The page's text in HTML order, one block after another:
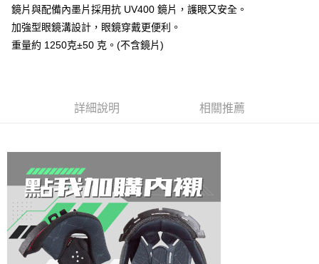
消。如遇「轉專審核」未通過狀況，表示未達大哥付你分期系統評分，恕無
法說明評估內容。
【繳款方式說明】
1.分期款項不併入電信帳單，「大哥付你分期」於每月結算日後寄送繳費提
資料（包含姓名、電話或地址）提供予台灣大哥大進項蒐集、處理及利用，
由本公司與您本人進行分期帳單所需資料之確認、核對及更正。
3.完整用戶服務條款，請詳閱以下連結：https://oppay.tw/userRule
２．便利：只要手機號碼，簡訊認證，即可結帳。
３．安心：先確認商品／服務後，再付款。
【「AFTEE先享後付」結帳流程】
３．收到繳費通知簡訊後14天內，點擊此簡訊中的連結，可透過四大超商／
ATM／網路銀行／等多元方式進行付款，方視為交易完成。
後付繳納相關費用。
※ 交易是否成功請以「AFTEE先享後付 」之結帳頁面顯示為準，若有關於
是否繳費成功／繳費後需取消欲退款等相關疑問，請聯繫「AFTEE先享後付
客戶支援中心」 https://netprotections.freshdesk.com/support/home
【注意事項】
１．透過由恩沛科技股份有限公司提供之「AFTEE先享後付」服務完成之交
易，需依本服務之必要範圍內提供個人資料，並將交易相關給付款項請求債
權轉讓予恩沛科技股份有限公司。
運送方式
全家取貨付款
每筆NT$80，滿NT$1,999(含以上)免運費
付款後7-11取貨
每筆NT$80，滿NT$1,999(含以上)免運費
宅配
每筆NT$80，滿NT$1,999(含以上)免運費
鏡片與配備內墨片採用抗 UV400 鏡片，護眼又安全。
加強型眼鏡溝設計，眼鏡穿戴更便利。
重量約 1250克±50 克。(不含鏡片)
詳細說明 相關推薦